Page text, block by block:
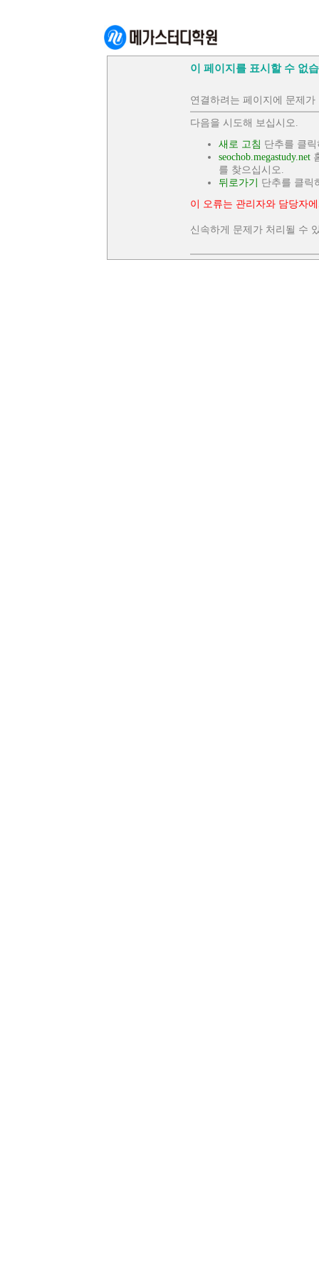
이 페이지를 표시할 수 없
연결하려는 페이지에 문제
다음을 시도해 보십시오.
새로 고침 단추를 클
seochob.megastudy.net
를 찾으십시오.
뒤로가기
단추를 클릭
이 오류는 관리자와 담당자
신속하게 문제가 처리될 수